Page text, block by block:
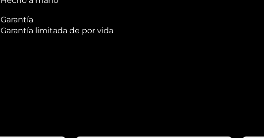
Garantía
Garantía limitada de por vida